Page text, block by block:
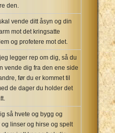
den.
vende ditt åsyn og din
mot det kringsatte
og profetere mot det.
legger rep om dig, så du
vende dig fra den ene side
før du er kommet til
de dager du holder det
så hvete og bygg og
linser og hirse og spelt